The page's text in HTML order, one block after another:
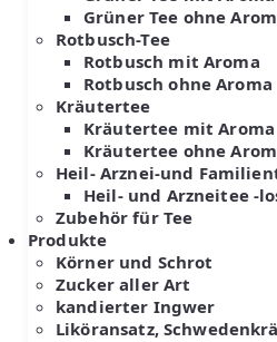
Grüner Tee ohne
Rotbusch-Tee
Rotbusch mit Aroma
Rotbusch ohne Aroma
Kräutertee
Kräutertee mit Aroma
Kräutertee ohne
Heil- Arznei-und
Heil- und Arzneitee -
Zubehör für Tee
Produkte
Körner und Schrot
Zucker aller Art
kandierter Ingwer
Liköransatz,